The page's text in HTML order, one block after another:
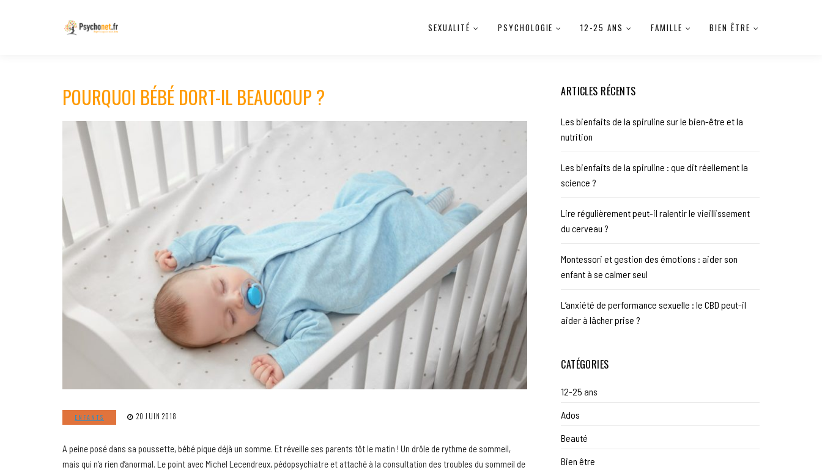
SEXUALITÉ PSYCHOLOGIE 12-25 ANS FAMILLE BIEN ÊTRE
POURQUOI BÉBÉ DORT-IL BEAUCOUP ?
ENFANTS 20 JUIN 2018
A peine posé dans sa poussette, bébé pique déjà un somme. Et réveille ses parents tôt le matin ! Un drôle de rythme de sommeil,
mais qui n’a rien d’anormal. Le point avec Michel Lecendreux, pédopsychiatre et attaché à la consultation des troubles du sommeil de
ARTICLES RÉCENTS
Les bienfaits de la spiruline sur le bien-être et la
nutrition
Les bienfaits de la spiruline : que dit réellement la
science ?
Lire régulièrement peut-il ralentir le vieillissement
du cerveau ?
Montessori et gestion des émotions : aider son
enfant à se calmer seul
L’anxiété de performance sexuelle : le CBD peut-il
aider à lâcher prise ?
CATÉGORIES
12-25 ans
Ados
Beauté
Bien être